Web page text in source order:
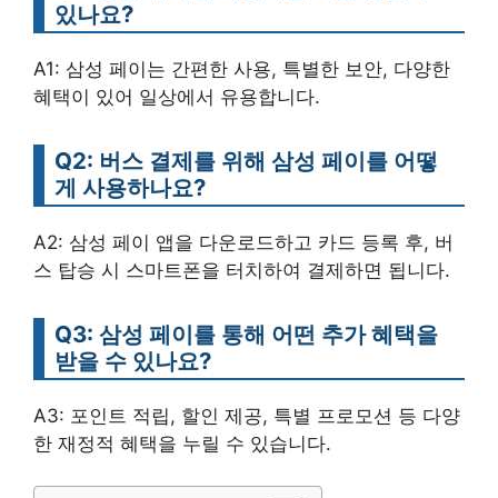
있나요?
A1: 삼성 페이는 간편한 사용, 특별한 보안, 다양한
혜택이 있어 일상에서 유용합니다.
Q2: 버스 결제를 위해 삼성 페이를 어떻
게 사용하나요?
A2: 삼성 페이 앱을 다운로드하고 카드 등록 후, 버
스 탑승 시 스마트폰을 터치하여 결제하면 됩니다.
Q3: 삼성 페이를 통해 어떤 추가 혜택을
받을 수 있나요?
A3: 포인트 적립, 할인 제공, 특별 프로모션 등 다양
한 재정적 혜택을 누릴 수 있습니다.